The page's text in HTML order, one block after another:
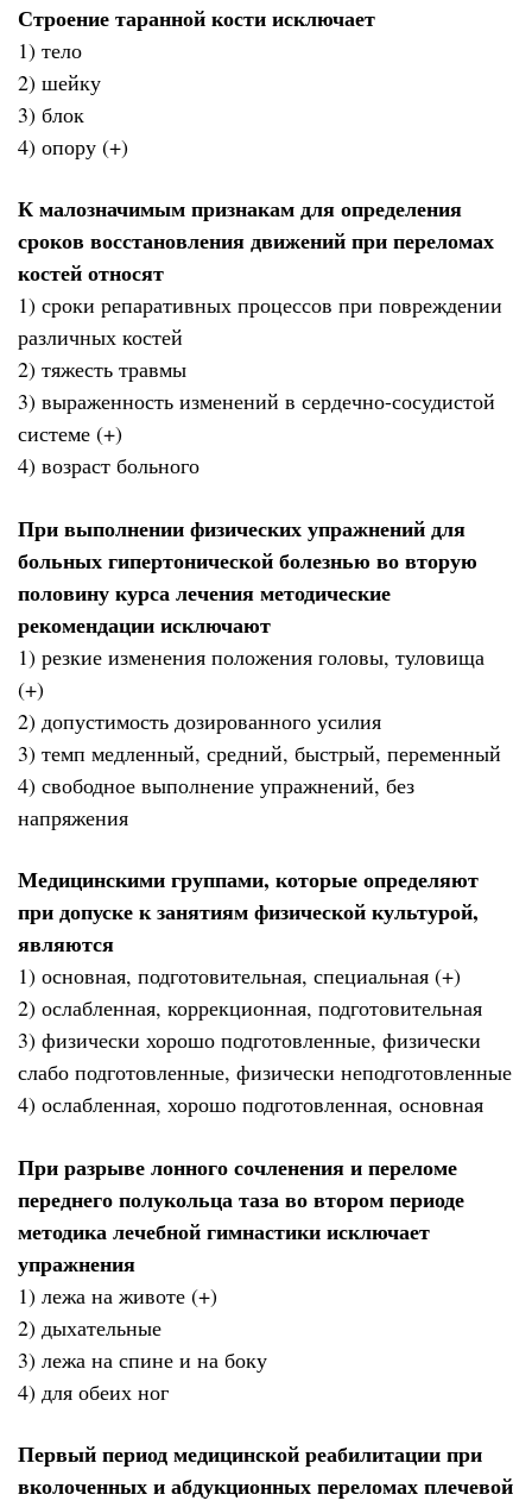
Строение таранной кости исключает
1) тело
2) шейку
3) блок
4) опору (+)
К малозначимым признакам для определения
сроков восстановления движений при переломах
костей относят
1) сроки репаративных процессов при повреждении
различных костей
2) тяжесть травмы
3) выраженность изменений в сердечно-сосудистой
системе (+)
4) возраст больного
При выполнении физических упражнений для
больных гипертонической болезнью во вторую
половину курса лечения методические
рекомендации исключают
1) резкие изменения положения головы, туловища
(+)
2) допустимость дозированного усилия
3) темп медленный, средний, быстрый, переменный
4) свободное выполнение упражнений, без
напряжения
Медицинскими группами, которые определяют
при допуске к занятиям физической культурой,
являются
1) основная, подготовительная, специальная (+)
2) ослабленная, коррекционная, подготовительная
3) физически хорошо подготовленные, физически
слабо подготовленные, физически неподготовленные
4) ослабленная, хорошо подготовленная, основная
При разрыве лонного сочленения и переломе
переднего полукольца таза во втором периоде
методика лечебной гимнастики исключает
упражнения
1) лежа на животе (+)
2) дыхательные
3) лежа на спине и на боку
4) для обеих ног
Первый период медицинской реабилитации при
вколоченных и абдукционных переломах плечевой